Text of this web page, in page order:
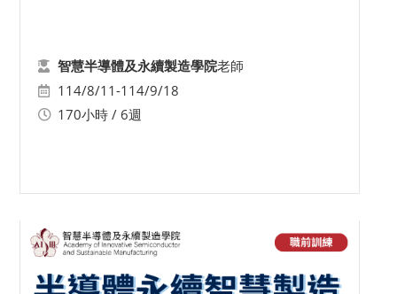
智慧半導體及永續製造學院老師
114/8/11-114/9/18
170小時 / 6週